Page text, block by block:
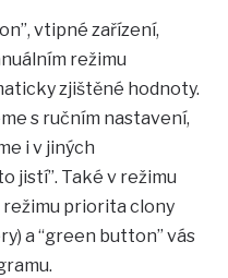
vtipné zařízení,
režimu
zjištěné hodnoty.
s ručním nastavení,
i v jiných
jistí”. Také v režimu
režimu priorita clony
a “green button” vás